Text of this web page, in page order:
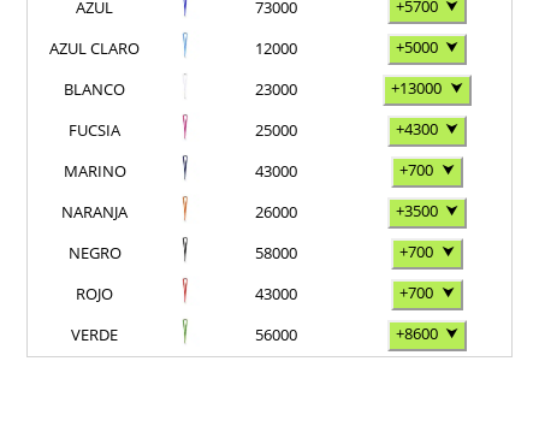
AZUL 73000 +5700 ⮟
AZUL CLARO
12000 +5000 ⮟
BLANCO
23000 +13000 ⮟
FUCSIA
25000 +4300 ⮟
MARINO
43000 +700 ⮟
NARANJA
26000 +3500 ⮟
NEGRO
58000 +700 ⮟
ROJO
43000 +700 ⮟
VERDE
56000 +8600 ⮟